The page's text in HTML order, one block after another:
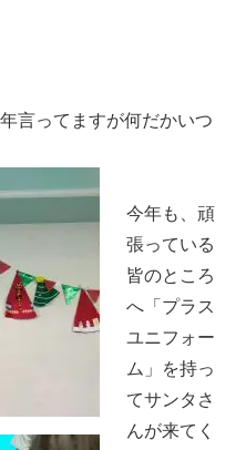
言ってますが何だかいつ
今年も、頑
張っている
皆のところ
へ「プラス
ユニフォー
ム」を持っ
てサンタさ
んが来てく